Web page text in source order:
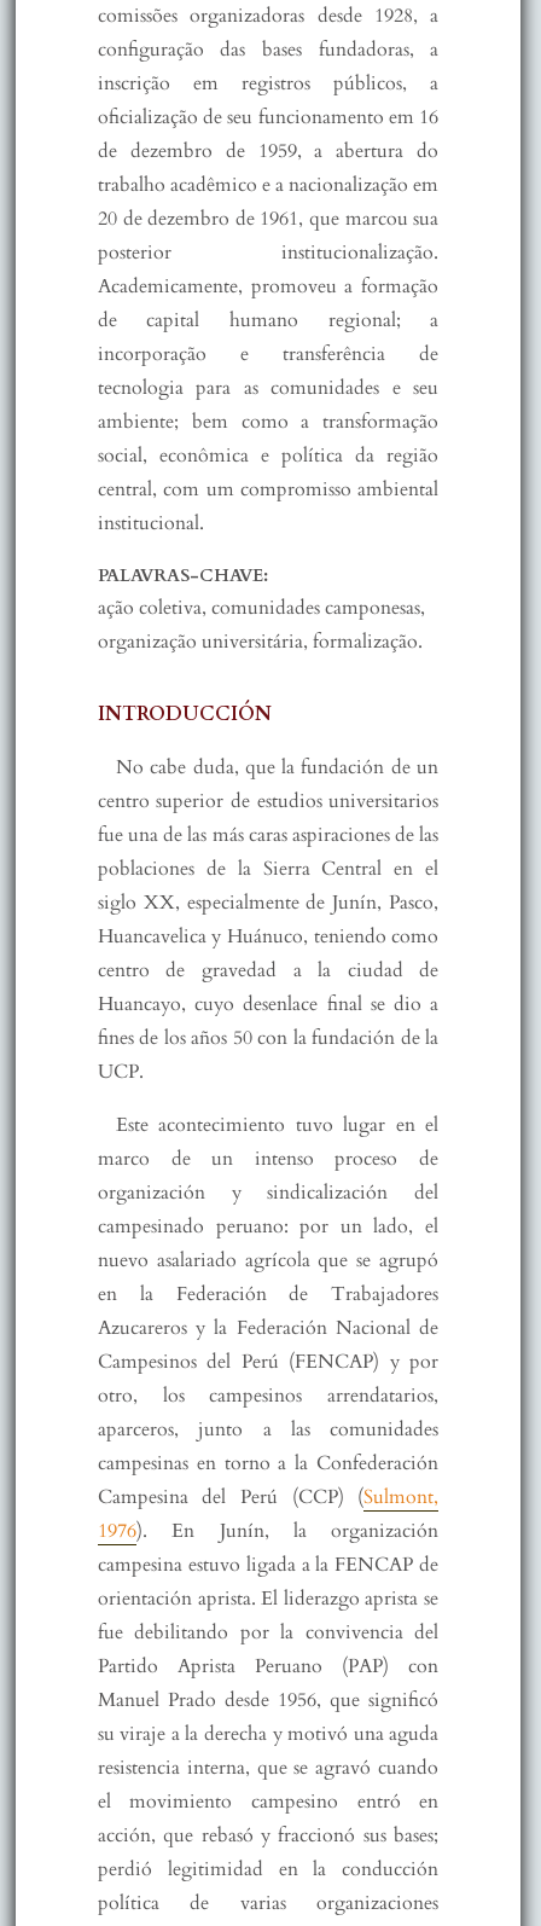
comissões organizadoras desde 1928, a
configuração das bases fundadoras, a
inscrição em registros públicos, a
oficialização de seu funcionamento em 16
de dezembro de 1959, a abertura do
trabalho acadêmico e a nacionalização em
20 de dezembro de 1961, que marcou sua
posterior institucionalização.
Academicamente, promoveu a formação
de capital humano regional; a
incorporação e transferência de
tecnologia para as comunidades e seu
ambiente; bem como a transformação
social, econômica e política da região
central, com um compromisso ambiental
institucional.
PALAVRAS-CHAVE:
ação coletiva, comunidades camponesas,
organização universitária, formalização.
INTRODUCCIÓN
No cabe duda, que la fundación de un
centro superior de estudios universitarios
fue una de las más caras aspiraciones de las
poblaciones de la Sierra Central en el
siglo XX, especialmente de Junín, Pasco,
Huancavelica y Huánuco, teniendo como
centro de gravedad a la ciudad de
Huancayo, cuyo desenlace final se dio a
fines de los años 50 con la fundación de la
UCP.
Este acontecimiento tuvo lugar en el
marco de un intenso proceso de
organización y sindicalización del
campesinado peruano: por un lado, el
nuevo asalariado agrícola que se agrupó
en la Federación de Trabajadores
Azucareros y la Federación Nacional de
Campesinos del Perú (FENCAP) y por
otro, los campesinos arrendatarios,
aparceros, junto a las comunidades
campesinas en torno a la Confederación
Campesina del Perú (CCP) (Sulmont,
1976). En Junín, la organización
campesina estuvo ligada a la FENCAP de
orientación aprista. El liderazgo aprista se
fue debilitando por la convivencia del
Partido Aprista Peruano (PAP) con
Manuel Prado desde 1956, que significó
su viraje a la derecha y motivó una aguda
resistencia interna, que se agravó cuando
el movimiento campesino entró en
acción, que rebasó y fraccionó sus bases;
perdió legitimidad en la conducción
política de varias organizaciones